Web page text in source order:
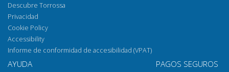
Descubre Torrossa
Privacidad
Cookie Policy
Accessibility
Informe de conformidad de accesibilidad (VPAT)
AYUDA PAGOS SEGUROS